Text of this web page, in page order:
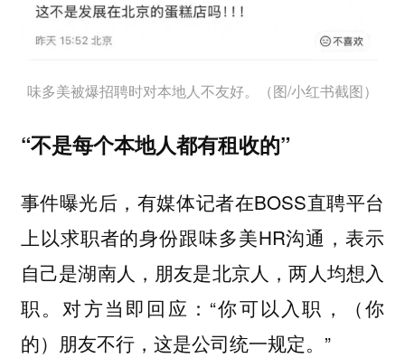
味多美被爆招聘时对本地人不友好。（图/小红书截图）
“不是每个本地人都有租收的”
事件曝光后，有媒体记者在BOSS直聘平台
上以求职者的身份跟味多美HR沟通，表示
自己是湖南人，朋友是北京人，两人均想入
职。对方当即回应：“你可以入职，（你
的）朋友不行，这是公司统一规定。”